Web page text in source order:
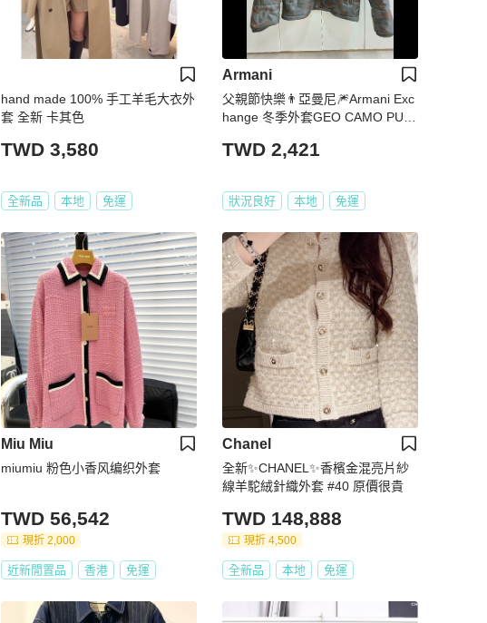
hand made 100% 手工羊毛大衣外
套 全新 卡其色
TWD 3,580
全新品 本地 免運
Armani
父親節快樂👨亞曼尼🎆Armani Exc
hange 冬季外套GEO CAMO PUF
TWD 2,421
狀況良好 本地 免運
Miu Miu
miumiu 粉色小香风编织外套
TWD 56,542
現折 2,000
近新閒置品 香港 免運
Chanel
全新✨CHANEL✨香檳金混亮片紗
線羊駝絨針織外套 #40 原價很貴
TWD 148,888
現折 4,500
全新品 本地 免運